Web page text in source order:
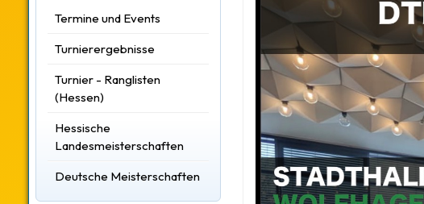
Termine und Events
Turnierergebnisse
Turnier - Ranglisten
(Hessen)
Hessische
Landesmeisterschaften
Deutsche Meisterschaften